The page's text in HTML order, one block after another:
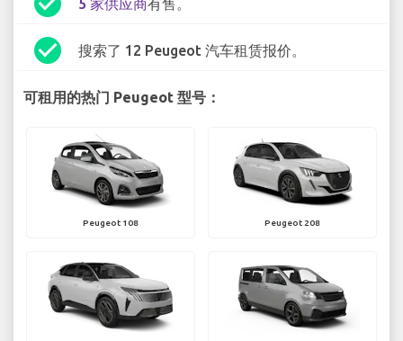
5 家供应商有售。
check_circle 搜索了 12 Peugeot 汽车租赁报价。
可租用的热门 Peugeot 型号：
Peugeot 108 Peugeot 208